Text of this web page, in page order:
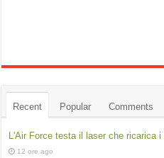
Recent Popular Comments
L'Air Force testa il laser che ricarica
12 ore ago